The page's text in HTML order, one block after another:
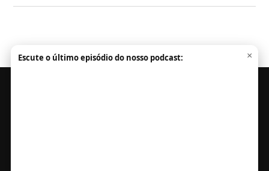
Escute o último episódio do nosso podcast: ×